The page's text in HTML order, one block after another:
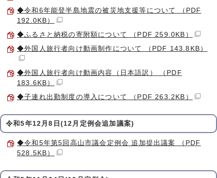
◆令和6年能登半島地震の被災地支援等について （PDF
192.0KB）
◆ふるさと納税の寄附額について （PDF 259.0KB）
◆外国人旅行者向け動画制作について （PDF 143.8KB）
◆外国人旅行者向け動画内容（日本語訳） （PDF
183.6KB）
◆子連れ出勤制度の導入について （PDF 263.2KB）
令和5年12月8日(12月定例会追加議案)
◆令和5年第5回高山市議会定例会 追加提出議案 （PDF
528.5KB）